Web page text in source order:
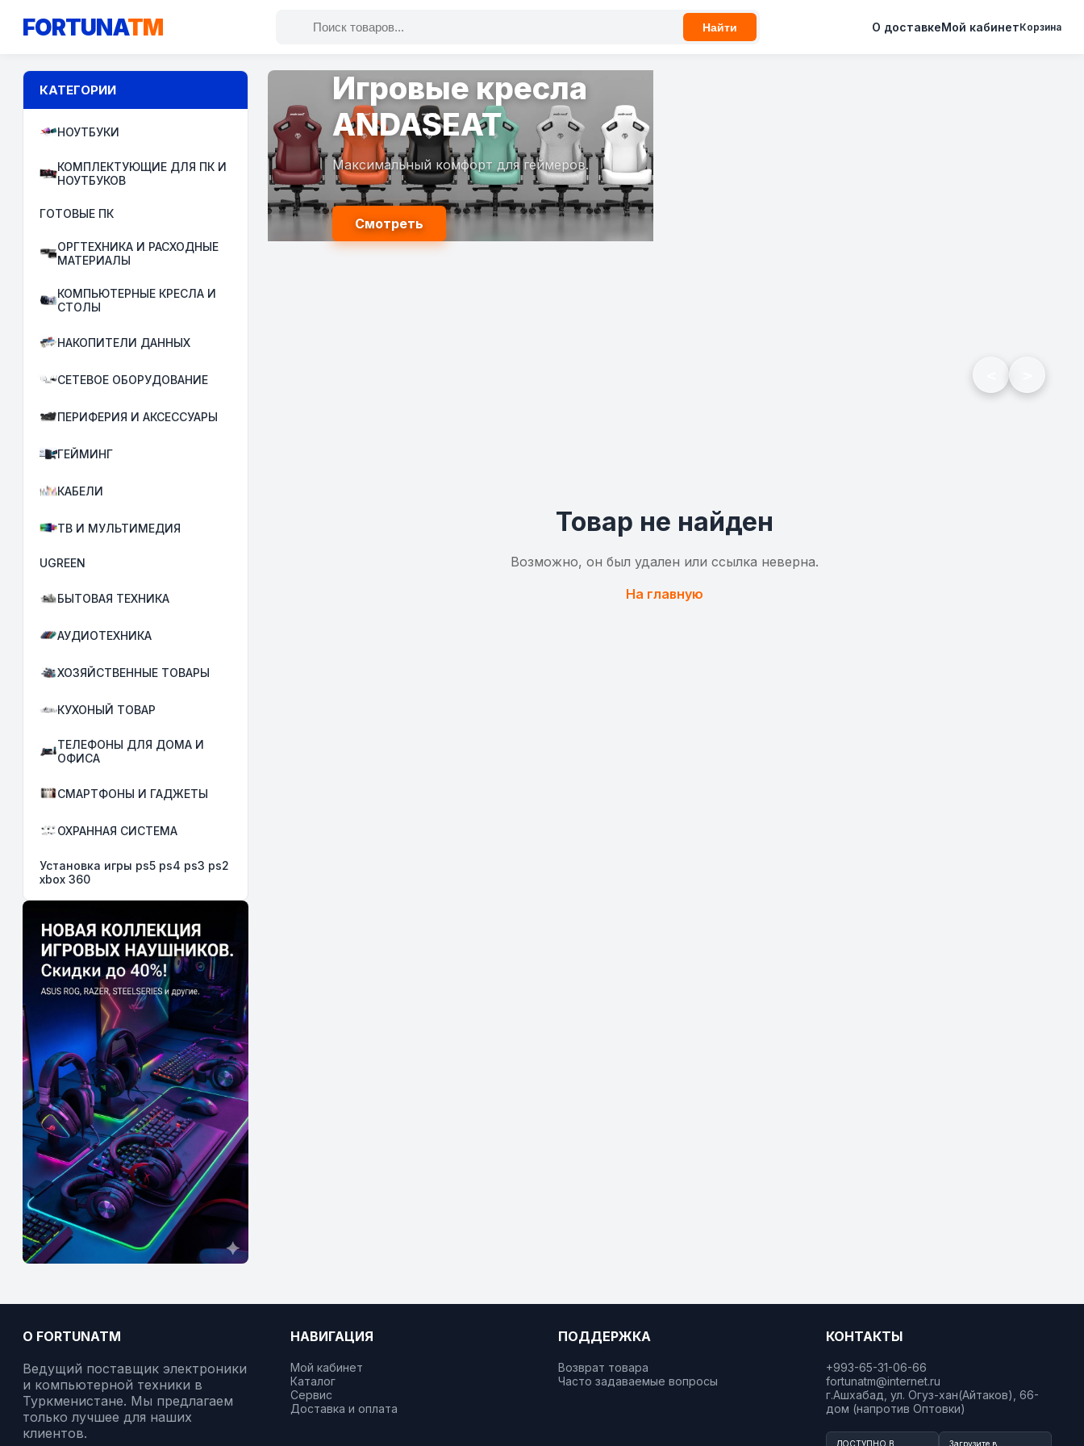
FORTUNATM Найти О доставкеМой кабинетКорзина
КАТЕГОРИИ
НОУТБУКИ
КОМПЛЕКТУЮЩИЕ ДЛЯ ПК И
НОУТБУКОВ
ГОТОВЫЕ ПК
ОРГТЕХНИКА И РАСХОДНЫЕ
МАТЕРИАЛЫ
КОМПЬЮТЕРНЫЕ КРЕСЛА И
СТОЛЫ
НАКОПИТЕЛИ ДАННЫХ
СЕТЕВОЕ ОБОРУДОВАНИЕ
ПЕРИФЕРИЯ И АКСЕССУАРЫ
ГЕЙМИНГ
КАБЕЛИ
ТВ И МУЛЬТИМЕДИЯ
UGREEN
БЫТОВАЯ ТЕХНИКА
АУДИОТЕХНИКА
ХОЗЯЙСТВЕННЫЕ ТОВАРЫ
КУХОНЫЙ ТОВАР
ТЕЛЕФОНЫ ДЛЯ ДОМА И
ОФИСА
СМАРТФОНЫ И ГАДЖЕТЫ
ОХРАННАЯ СИСТЕМА
Установка игры ps5 ps4 ps3 ps2
xbox 360
Игровые кресла
ANDASEAT
Максимальный комфорт для геймеров.
Смотреть
Товар не найден
Возможно, он был удален или ссылка неверна.
На главную
О FORTUNATM
Ведущий поставщик электроники
и компьютерной техники в
Туркменистане. Мы предлагаем
только лучшее для наших
клиентов.
НАВИГАЦИЯ
Мой кабинет
Каталог
Сервис
Доставка и оплата
ПОДДЕРЖКА
Возврат товара
Часто задаваемые вопросы
КОНТАКТЫ
+993-65-31-06-66
fortunatm@internet.ru
г.Ашхабад, ул. Огуз-хан(Айтаков), 66-
дом (напротив Оптовки)
ДОСТУПНО В Загрузите в